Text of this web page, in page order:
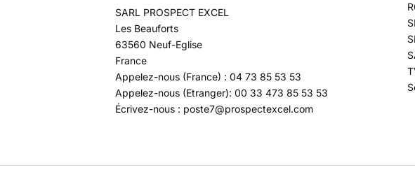
SARL PROSPECT EXCEL
Les Beauforts
63560 Neuf-Eglise
France
Appelez-nous (France) : 04 73 85 53 53
Appelez-nous (Etranger): 00 33 473 85 53 53
Écrivez-nous : poste7@prospectexcel.com